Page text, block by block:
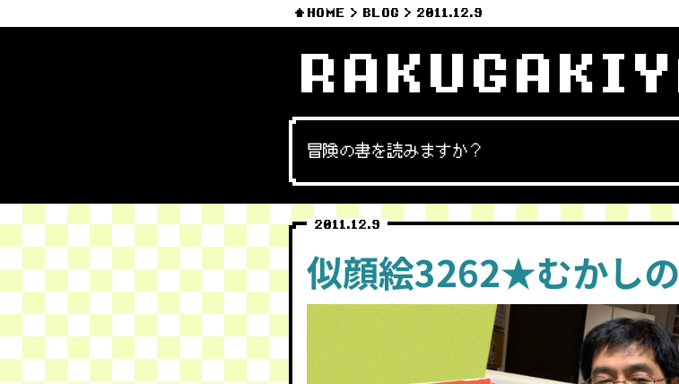
HOME BLOG 2011.12.9
冒険の書を読みますか？
2011.12.9
似顔絵3262★むかし